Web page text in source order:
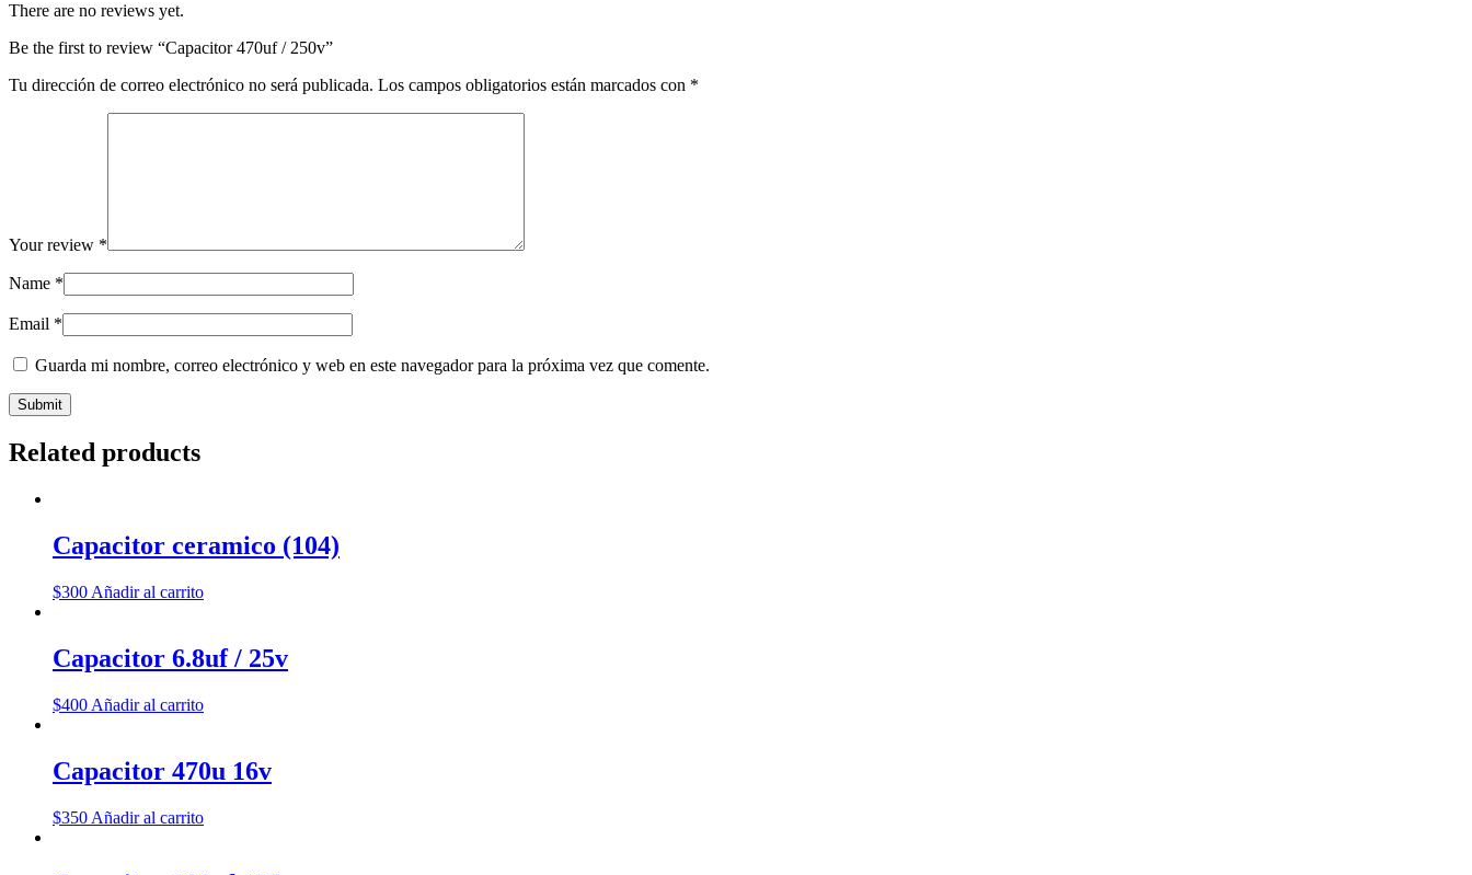
There are no reviews yet.
Be the first to review “Capacitor 470uf / 250v”
Tu dirección de correo electrónico no será publicada. Los campos obligatorios están marcados con *
Your review *
Name *
Email *
Guarda mi nombre, correo electrónico y web en este navegador para la próxima vez que comente.
Related products
Capacitor ceramico (104)
$300 Añadir al carrito
Capacitor 6.8uf / 25v
$400 Añadir al carrito
Capacitor 470u 16v
$350 Añadir al carrito